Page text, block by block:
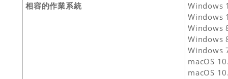
相容的作業系統
Windows
Windows
Windows
Windows
Windows
macOS
macOS